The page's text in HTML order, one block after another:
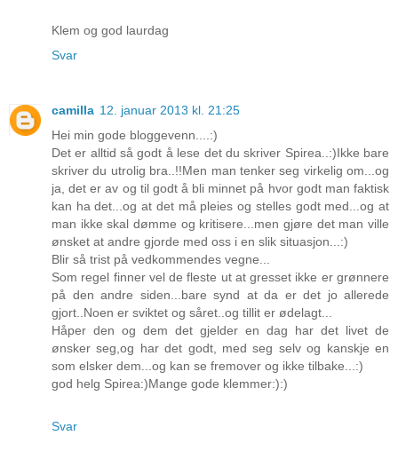
Klem og god laurdag
Svar
camilla 12. januar 2013 kl. 21:25
Hei min gode bloggevenn....:)
Det er alltid så godt å lese det du skriver Spirea..:)Ikke bare
skriver du utrolig bra..!!Men man tenker seg virkelig om...og
ja, det er av og til godt å bli minnet på hvor godt man faktisk
kan ha det...og at det må pleies og stelles godt med...og at
man ikke skal dømme og kritisere...men gjøre det man ville
ønsket at andre gjorde med oss i en slik situasjon...:)
Blir så trist på vedkommendes vegne...
Som regel finner vel de fleste ut at gresset ikke er grønnere
på den andre siden...bare synd at da er det jo allerede
gjort..Noen er sviktet og såret..og tillit er ødelagt...
Håper den og dem det gjelder en dag har det livet de
ønsker seg,og har det godt, med seg selv og kanskje en
som elsker dem...og kan se fremover og ikke tilbake...:)
god helg Spirea:)Mange gode klemmer:):)
Svar